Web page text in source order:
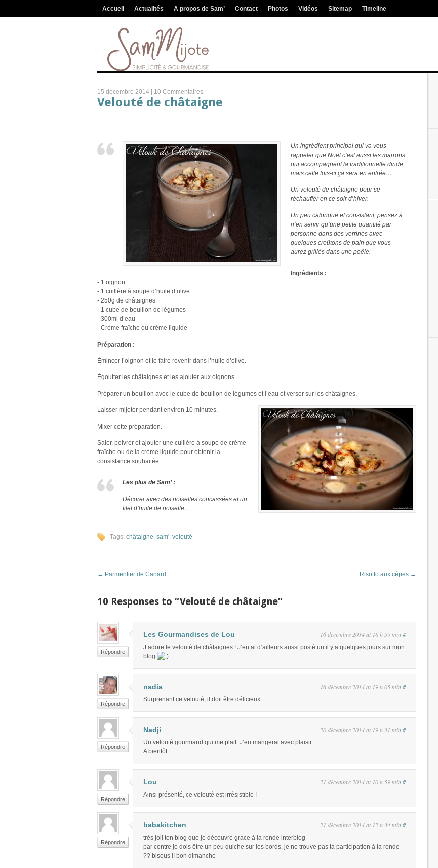
Accueil Actualités A propos de Sam’ Contact Photos Vidéos Sitemap Timeline
15 décembre 2014 | 10 Commentaires
Velouté de châtaigne
Un ingrédient principal qui va vous
rappeler que Noël c’est aussi les marrons
qui accompagnent la traditionnelle dinde,
mais cette fois-ci ça sera en entrée…
Un velouté de châtaigne pour se
réchauffer en ce soir d’hiver.
Un peu calorique et consistant, pensez à
n’en servir qu’une petite quantité par
personne dans des verrines avec
quelques croûtons de pain que vous
aurez grillés dans une poêle.
Ingrédients :
- 1 oignon
- 1 cuillère à soupe d’huile d’olive
- 250g de châtaignes
- 1 cube de bouillon de légumes
- 300ml d’eau
- Crème fraîche ou crème liquide
Préparation :
Émincer l’oignon et le faire revenir dans l’huile d’olive.
Égoutter les châtaignes et les ajouter aux oignons.
Préparer un bouillon avec le cube de bouillon de légumes et l’eau et verser sur les châtaignes.
Laisser mijoter pendant environ 10 minutes.
Mixer cette préparation.
Saler, poivrer et ajouter une cuillère à soupe de crème
fraîche ou de la crème liquide pour obtenir la
consistance souhaitée.
Les plus de Sam’ :
Décorer avec des noisettes concassées et un
filet d’huile de noisette…
Tags: châtaigne, sam', velouté
← Parmentier de Canard Risotto aux cèpes →
10 Responses to “Velouté de châtaigne”
Répondre
Les Gourmandises de Lou 16 décembre 2014 at 18 h 59 min #
J’adore le velouté de châtaignes ! J’en ai d’ailleurs aussi posté un il y a quelques jours sur mon
blog
Répondre
nadia 16 décembre 2014 at 19 h 05 min #
Surprenant ce velouté, il doit être délicieux
Répondre
Nadji 20 décembre 2014 at 19 h 31 min #
Un velouté gourmand qui me plait. J’en mangerai avec plaisir.
A bientôt
Répondre
Lou 21 décembre 2014 at 10 h 59 min #
Ainsi présenté, ce velouté est irrésistible !
Répondre
babakitchen 21 décembre 2014 at 12 h 34 min #
très joli ton blog que je découvre grace à la ronde interblog
par contre je dois être un peu quiche sur les bords, je ne trouve pas ta participation à la ronde
?? bisous !! bon dimanche